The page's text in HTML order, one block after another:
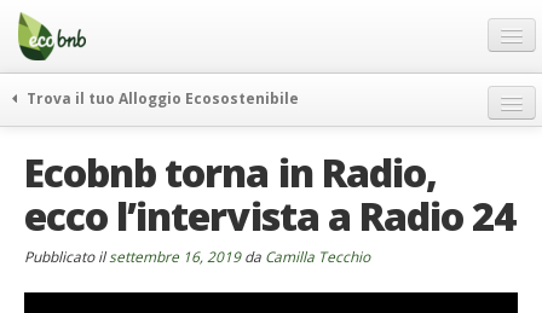
Menu
Salta
contenuto
Offerte Speciali
Regali
FAQ
Chi Siamo
Partner
Trova il tuo Alloggio Ecosostenibile
itinerari
curiosità
vivere e viaggiare verde
Ecobnb torna in Radio,
ecco l’intervista a Radio 24
Pubblicato ilsettembre 16, 2019da Camilla Tecchio